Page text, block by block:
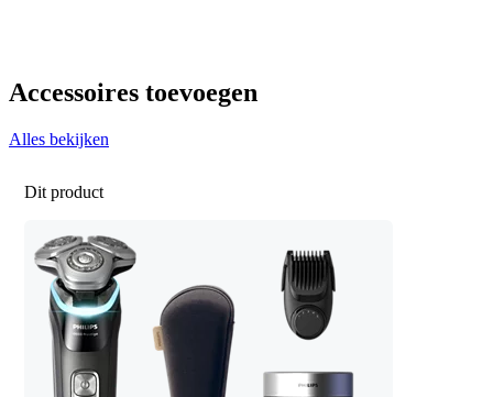
Accessoires toevoegen
Alles bekijken
Dit product